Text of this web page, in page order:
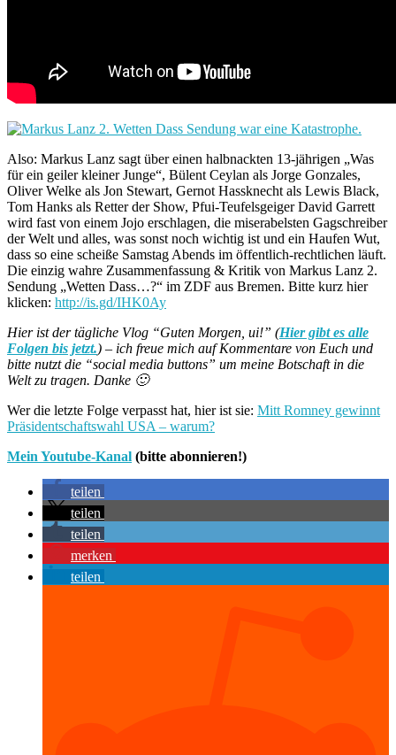
Also: Markus Lanz sagt über einen halbnackten 13-jährigen „Was
für ein geiler kleiner Junge“, Bülent Ceylan als Jorge Gonzales,
Oliver Welke als Jon Stewart, Gernot Hassknecht als Lewis Black,
Tom Hanks als Retter der Show, Pfui-Teufelsgeiger David Garrett
wird fast von einem Jojo erschlagen, die miserabelsten Gagschreiber
der Welt und alles, was sonst noch wichtig ist und ein Haufen Wut,
dass so eine scheiße Samstag Abends im öffentlich-rechtlichen läuft.
Die einzig wahre Zusammenfassung & Kritik von Markus Lanz 2.
Sendung „Wetten Dass…?“ im ZDF aus Bremen. Bitte kurz hier
klicken: http://is.gd/IHK0Ay
Hier ist der tägliche Vlog “Guten Morgen, ui!” (Hier gibt es alle
Folgen bis jetzt.) – ich freue mich auf Kommentare von Euch und
bitte nutzt die “social media buttons” um meine Botschaft in die
Welt zu tragen. Danke 🙂
Wer die letzte Folge verpasst hat, hier ist sie: Mitt Romney gewinnt
Präsidentschaftswahl USA – warum?
Mein Youtube-Kanal (bitte abonnieren!)
teilen
teilen
teilen
merken
teilen